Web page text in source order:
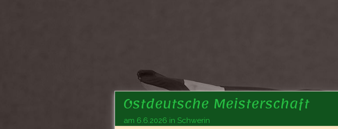
Ostdeutsche Meisterschaft
am 6.6.2026 in Schwerin